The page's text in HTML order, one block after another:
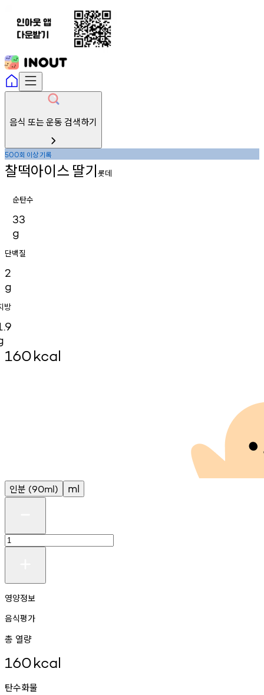
음식 또는 운동 검색하기
500회 이상기록
찰떡아이스 딸기롯데
순탄수
33
g
단백질
2
g
방
160kcal
인분 (90ml) ml
영양정보
음식평가
총 열량
160kcal
탄수화물